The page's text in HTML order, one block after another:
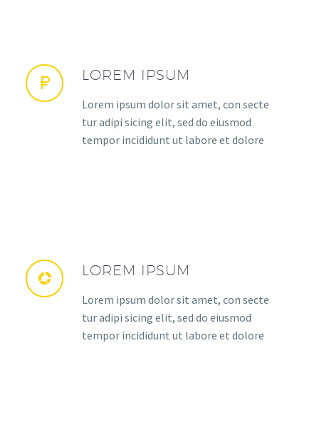
LOREM IPSUM
Lorem ipsum dolor sit amet, con secte
tur adipi sicing elit, sed do eiusmod
tempor incididunt ut labore et dolore
LOREM IPSUM
Lorem ipsum dolor sit amet, con secte
tur adipi sicing elit, sed do eiusmod
tempor incididunt ut labore et dolore